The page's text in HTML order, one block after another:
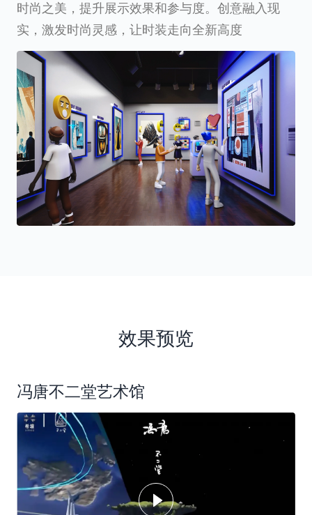
时尚之美，提升展示效果和参与度。创意融入现
实，激发时尚灵感，让时装走向全新高度
效果预览
冯唐不二堂艺术馆